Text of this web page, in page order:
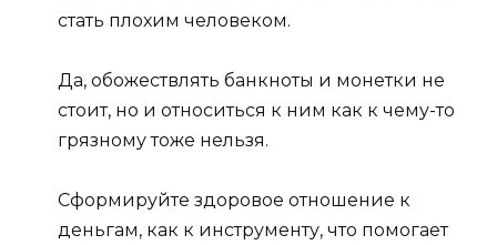
стать плохим человеком.
Да, обожествлять банкноты и монетки не
стоит, но и относиться к ним как к чему-то
грязному тоже нельзя.
Сформируйте здоровое отношение к
деньгам, как к инструменту, что помогает